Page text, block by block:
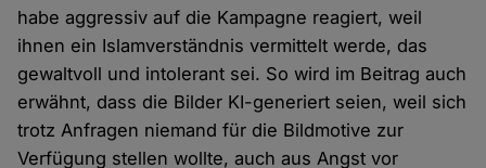
habe aggressiv auf die Kampagne reagiert, weil
ihnen ein Islamverständnis vermittelt werde, das
gewaltvoll und intolerant sei. So wird im Beitrag auch
erwähnt, dass die Bilder KI-generiert seien, weil sich
trotz Anfragen niemand für die Bildmotive zur
Verfügung stellen wollte, auch aus Angst vor